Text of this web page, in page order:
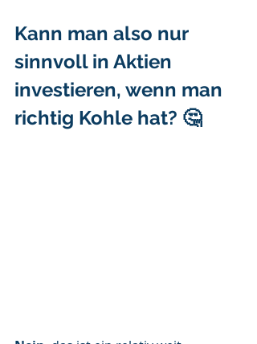
Kann man also nur
sinnvoll in Aktien
investieren, wenn man
richtig Kohle hat? 🤔